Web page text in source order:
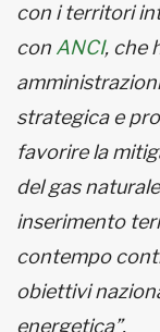
con i territori
con ANCI, che
strategica e
favorire la
del gas
inserimento
contempo
obiettivi
energetica”.